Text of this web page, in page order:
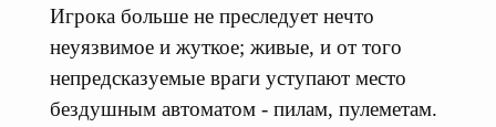
Игрока больше не преследует нечто
неуязвимое и жуткое; живые, и от того
непредсказуемые враги уступают место
бездушным автоматом - пилам, пулеметам.